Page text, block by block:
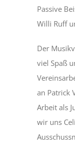
Willi Ruff
Der
viel Spaß
an Patrick
Arbeit als
wir uns